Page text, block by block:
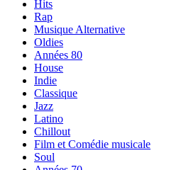
Hits
Rap
Musique Alternative
Oldies
Années 80
House
Indie
Classique
Jazz
Latino
Chillout
Film et Comédie musicale
Soul